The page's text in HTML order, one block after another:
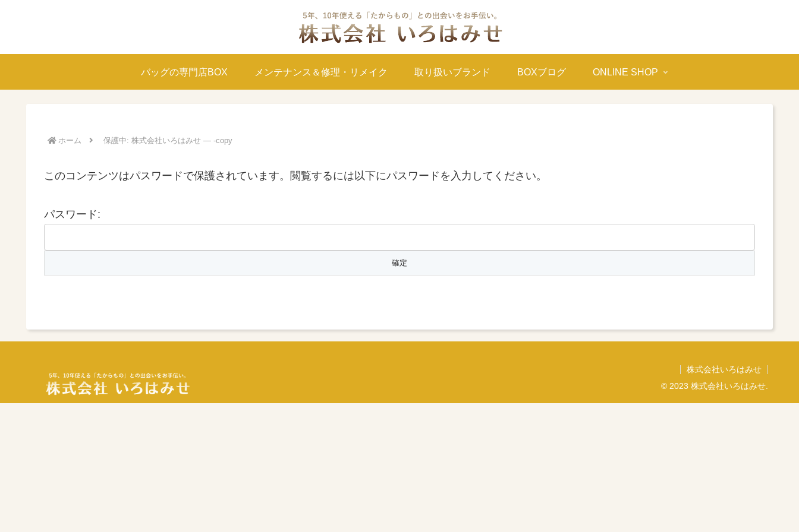
バッグの専門店BOX メンテナンス＆修理・リメイク 取り扱いブランド BOXブログ ONLINE SHOP
ホーム 保護中: 株式会社いろはみせ — -copy
このコンテンツはパスワードで保護されています。閲覧するには以下にパスワードを入力してください。
パスワード:
株式会社いろはみせ
© 2023 株式会社いろはみせ.